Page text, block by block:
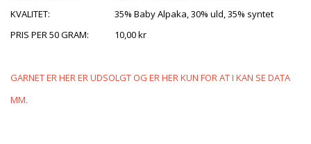
KVALITET:
PRIS PER 50 GRAM:
35% Baby Alpaka, 30% uld, 35% syntet
10,00 kr
GARNET ER HER ER UDSOLGT OG ER HER KUN FOR AT I KAN SE DATA
MM.